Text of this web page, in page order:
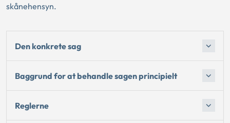
skånehensyn.
Den konkrete sag
Baggrund for at behandle sagen principielt
Reglerne